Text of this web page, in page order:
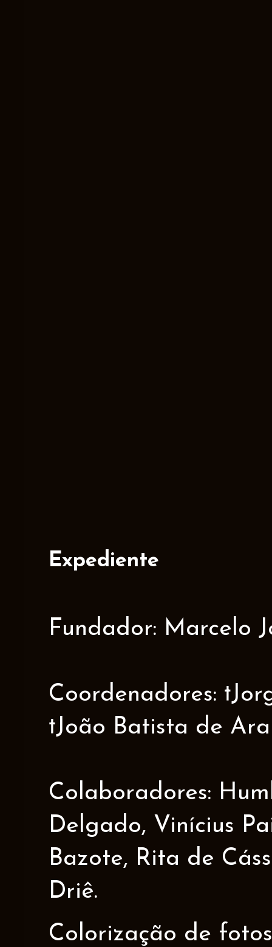
Expediente
Fundador: Marcelo
Coordenadores:
†João Batista de
Colaboradores:
Delgado, Vinícius
Bazote, Rita de
Driê.
Colorização de